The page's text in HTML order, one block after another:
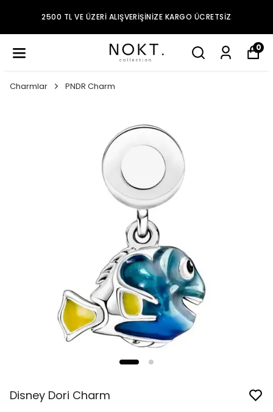
2500 TL VE ÜZERI ALIŞVERIŞINIZE KARGO ÜCRETSIZ
0
Charmlar PNDR Charm
Disney Dori Charm